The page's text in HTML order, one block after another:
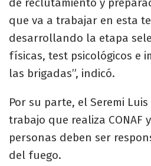
que va a trabajar en esta
desarrollando la etapa
físicas, test psicológicos e
las brigadas”, indicó.
Por su parte, el Seremi
trabajo que realiza CONAF
personas deben ser
del fuego.